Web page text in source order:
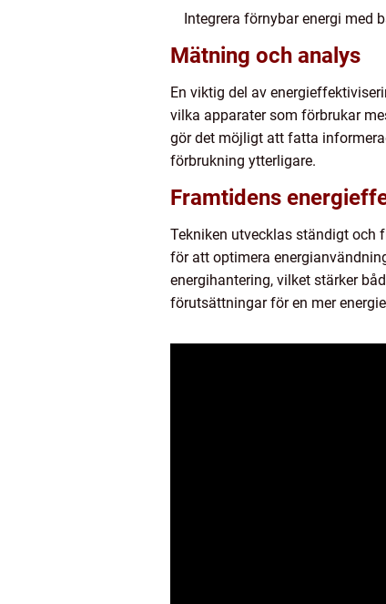
Integrera förnybar energi med
Mätning och analys
En viktig del av
vilka apparater som förbrukar
gör det möjligt att fatta
förbrukning ytterligare.
Framtidens
Tekniken utvecklas ständigt och
för att optimera
energihantering, vilket stärker
förutsättningar för en mer